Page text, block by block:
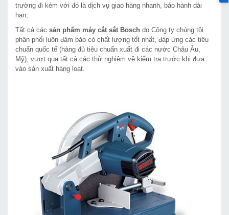
trường đi kèm với đó là dịch vụ giao hàng nhanh, bảo hành dài
hạn;
Tất cả các sản phẩm máy cắt sắt Bosch do Công ty chúng tôi
phân phối luôn đảm bảo có chất lượng tốt nhất, đáp ứng các tiêu
chuẩn quốc tế (hàng đủ tiêu chuẩn xuất đi các nước Châu Âu,
Mỹ), vượt qua tất cả các thử nghiệm về kiểm tra trước khi đưa
vào sản xuất hàng loạt.